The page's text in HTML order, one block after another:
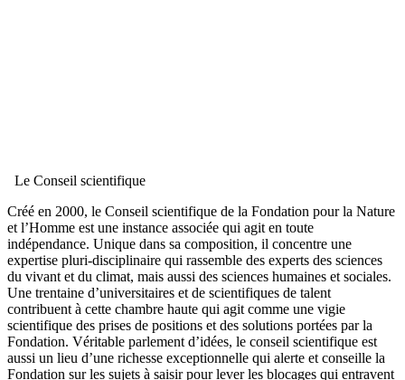
Le Conseil scientifique
Créé en 2000, le Conseil scientifique de la Fondation pour la Nature
et l’Homme est une instance associée qui agit en toute
indépendance. Unique dans sa composition, il concentre une
expertise pluri-disciplinaire qui rassemble des experts des sciences
du vivant et du climat, mais aussi des sciences humaines et sociales.
Une trentaine d’universitaires et de scientifiques de talent
contribuent à cette chambre haute qui agit comme une vigie
scientifique des prises de positions et des solutions portées par la
Fondation. Véritable parlement d’idées, le conseil scientifique est
aussi un lieu d’une richesse exceptionnelle qui alerte et conseille la
Fondation sur les sujets à saisir pour lever les blocages qui entravent